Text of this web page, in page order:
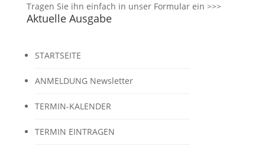
Tragen Sie ihn einfach in unser Formular ein >>>
Aktuelle Ausgabe
STARTSEITE
ANMELDUNG Newsletter
TERMIN-KALENDER
TERMIN EINTRAGEN